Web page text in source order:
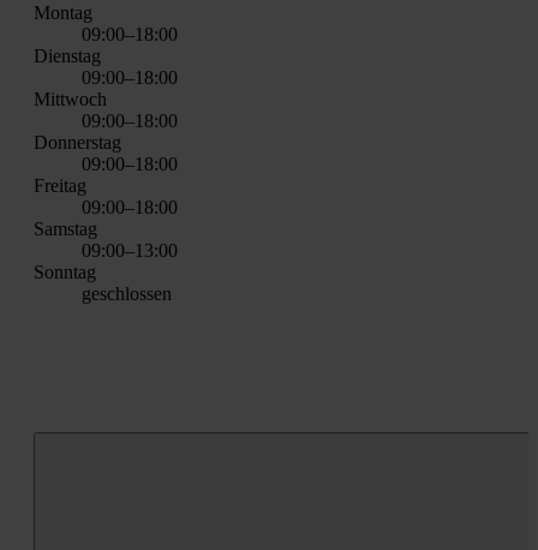
Mon­tag
09:00–18:00
Diens­tag
09:00–18:00
Mitt­woch
09:00–18:00
Don­ners­tag
09:00–18:00
Frei­tag
09:00–18:00
Sams­tag
09:00–13:00
Sonn­tag
geschlos­sen